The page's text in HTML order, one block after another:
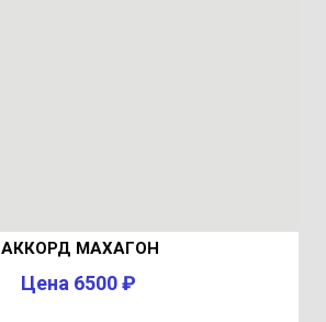
АККОРД МАХАГОН
Цена 6500 ₽